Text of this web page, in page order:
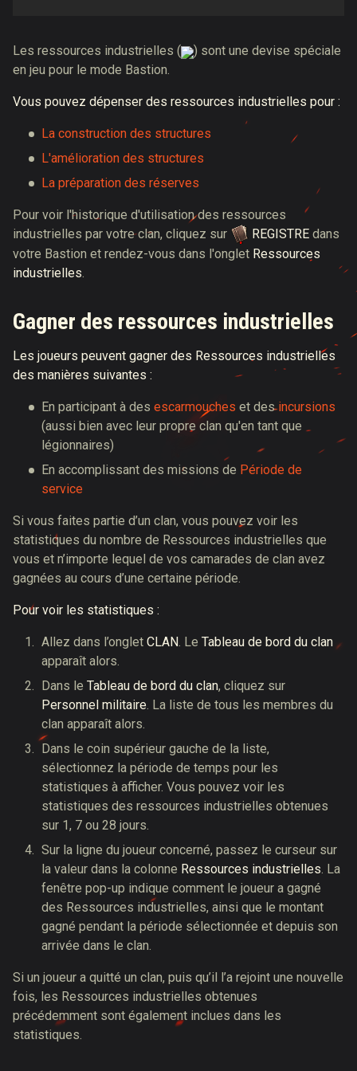
Les ressources industrielles (
) sont une devise spéciale
en jeu pour le mode Bastion.
Vous pouvez dépenser des ressources industrielles pour :
La construction des structures
L'amélioration des structures
La préparation des réserves
Pour voir l'historique d'utilisation des ressources
industrielles par votre clan, cliquez sur
REGISTRE dans
votre Bastion et rendez-vous dans l'onglet Ressources
industrielles.
Gagner des ressources industrielles
Les joueurs peuvent gagner des Ressources industrielles
des manières suivantes :
En participant à des escarmouches et desincursions
(aussi bien avec leur propre clan qu'en tant que
légionnaires)
En accomplissant des missions de Période de
service
Si vous faites partie d’un clan, vous pouvez voir les
statistiques du nombre de Ressources industrielles que
vous et n’importe lequel de vos camarades de clan avez
gagnées au cours d’une certaine période.
Pour voir les statistiques :
Allez dans l’onglet CLAN. Le Tableau de bord du clan
apparaît alors.
Dans le Tableau de bord du clan, cliquez sur
Personnel militaire. La liste de tous les membres du
clan apparaît alors.
Dans le coin supérieur gauche de la liste,
sélectionnez la période de temps pour les
statistiques à afficher. Vous pouvez voir les
statistiques des ressources industrielles obtenues
sur 1, 7 ou 28 jours.
Sur la ligne du joueur concerné, passez le curseur sur
la valeur dans la colonne Ressources industrielles. La
fenêtre pop-up indique comment le joueur a gagné
des Ressources industrielles, ainsi que le montant
gagné pendant la période sélectionnée et depuis son
arrivée dans le clan.
Si un joueur a quitté un clan, puis qu’il l’a rejoint une nouvelle
fois, les Ressources industrielles obtenues
précédemment sont également inclues dans les
statistiques.